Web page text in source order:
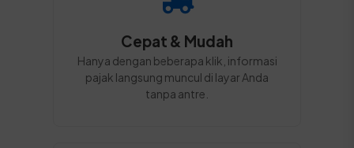
Cepat & Mudah
Hanya dengan beberapa klik, informasi
pajak langsung muncul di layar Anda
tanpa antre.